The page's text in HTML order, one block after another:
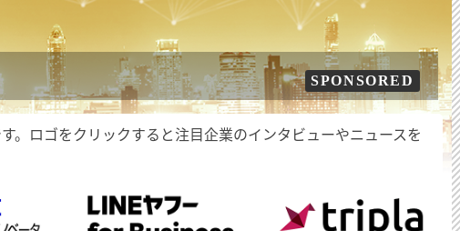
SPONSORED
。ロゴをクリックすると注目企業のインタビューやニュースを